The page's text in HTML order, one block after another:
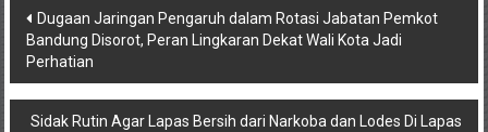
Navigasi
pos
Dugaan Jaringan Pengaruh dalam Rotasi Jabatan Pemkot
Bandung Disorot, Peran Lingkaran Dekat Wali Kota Jadi
Perhatian
Sidak Rutin Agar Lapas Bersih dari Narkoba dan Lodes Di Lapas